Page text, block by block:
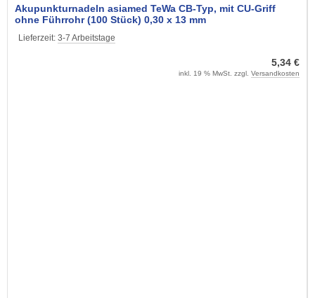
Akupunkturnadeln asiamed TeWa CB-Typ, mit CU-Griff
ohne Führrohr (100 Stück) 0,30 x 13 mm
Lieferzeit: 3-7 Arbeitstage
5,34 €
inkl. 19 % MwSt. zzgl. Versandkosten